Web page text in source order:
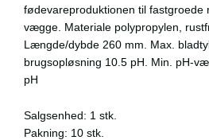
fødevareproduktionen til fastgroede
vægge. Materiale polypropylen,
Længde/dybde 260 mm. Max.
brugsopløsning 10.5 pH. Min. pH-
pH
Salgsenhed: 1 stk.
Pakning: 10 stk.